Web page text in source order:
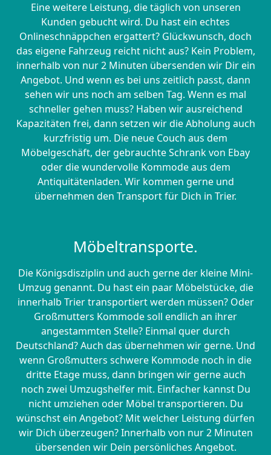
Eine weitere Leistung, die täglich von unseren
Kunden gebucht wird. Du hast ein echtes
Onlineschnäppchen ergattert? Glückwunsch, doch
das eigene Fahrzeug reicht nicht aus? Kein Problem,
innerhalb von nur 2 Minuten übersenden wir Dir ein
Angebot. Und wenn es bei uns zeitlich passt, dann
sehen wir uns noch am selben Tag. Wenn es mal
schneller gehen muss? Haben wir ausreichend
Kapazitäten frei, dann setzen wir die Abholung auch
kurzfristig um. Die neue Couch aus dem
Möbelgeschäft, der gebrauchte Schrank von Ebay
oder die wundervolle Kommode aus dem
Antiquitätenladen. Wir kommen gerne und
übernehmen den Transport für Dich in Trier.
Möbeltransporte.
Die Königsdisziplin und auch gerne der kleine Mini-
Umzug genannt. Du hast ein paar Möbelstücke, die
innerhalb Trier transportiert werden müssen? Oder
Großmutters Kommode soll endlich an ihrer
angestammten Stelle? Einmal quer durch
Deutschland? Auch das übernehmen wir gerne. Und
wenn Großmutters schwere Kommode noch in die
dritte Etage muss, dann bringen wir gerne auch
noch zwei Umzugshelfer mit. Einfacher kannst Du
nicht umziehen oder Möbel transportieren. Du
wünschst ein Angebot? Mit welcher Leistung dürfen
wir Dich überzeugen? Innerhalb von nur 2 Minuten
übersenden wir Dein persönliches Angebot.